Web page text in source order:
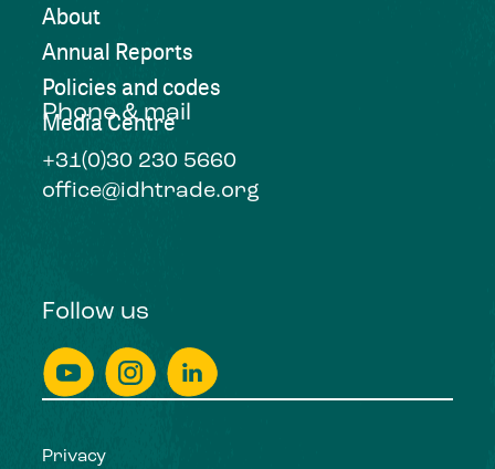
About
Annual Reports
Policies and codes
Media Centre
Phone & mail
+31(0)30 230 5660
office@idhtrade.org
Follow us
Privacy